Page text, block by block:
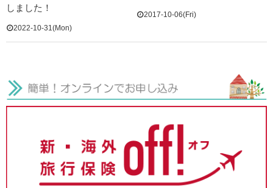
しました！
2022-10-31(Mon)
2017-10-06(Fri)